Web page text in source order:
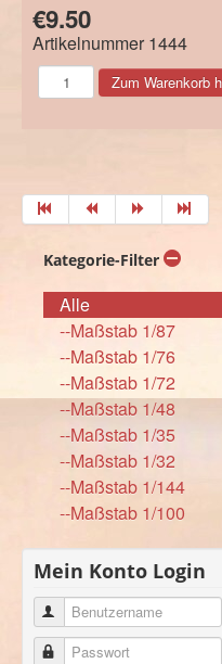
€9.50
Artikelnummer 1444
Kategorie-Filter
Alle
--Maßstab 1/87
--Maßstab 1/76
--Maßstab 1/72
--Maßstab 1/48
--Maßstab 1/35
--Maßstab 1/32
--Maßstab 1/144
--Maßstab 1/100
Mein Konto Login
Benutzername
Passwort